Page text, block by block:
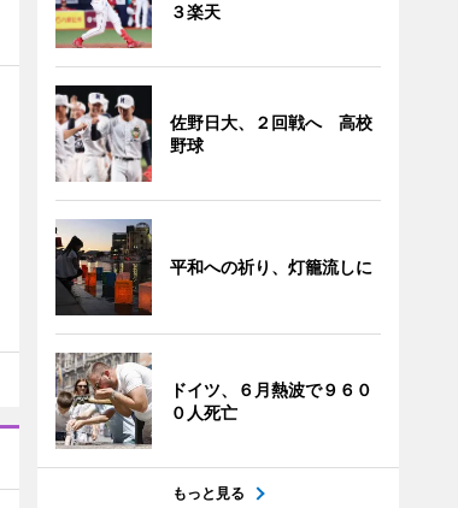
３楽天
佐野日大、２回戦へ 高校
野球
平和への祈り、灯籠流しに
ドイツ、６月熱波で９６０
０人死亡
もっと見る